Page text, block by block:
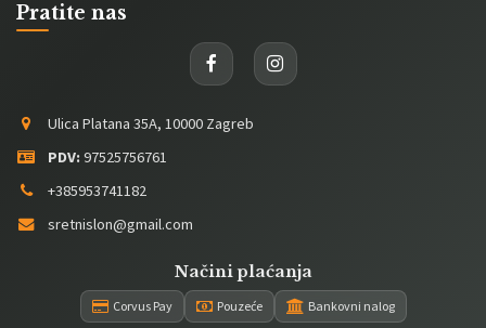
Pratite nas
Ulica Platana 35A, 10000 Zagreb
PDV: 97525756761
+385953741182
sretnislon@gmail.com
Načini plaćanja
Corvus Pay Pouzeće Bankovni nalog